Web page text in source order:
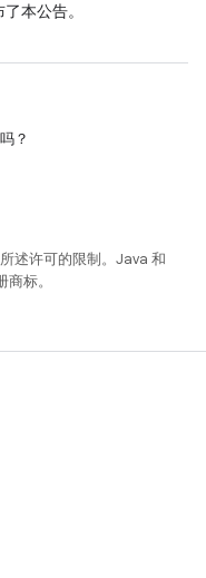
本公告。
？
述许可的限制。Java 和
标。